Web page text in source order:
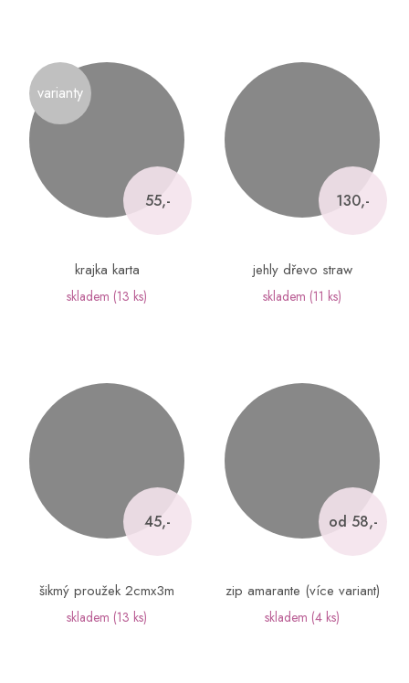
varianty
55,-
krajka karta
skladem (13 ks)
130,-
jehly dřevo straw
skladem (11 ks)
45,-
šikmý proužek 2cmx3m
skladem (13 ks)
od 58,-
zip amarante (více variant)
skladem (4 ks)